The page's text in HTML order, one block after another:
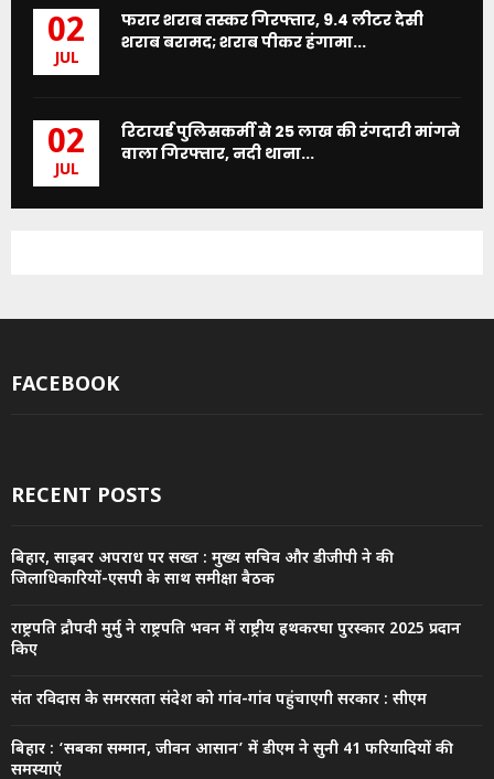
02
JUL
फरार शराब तस्कर गिरफ्तार, 9.4 लीटर देसी
शराब बरामद; शराब पीकर हंगामा...
02
JUL
रिटायर्ड पुलिसकर्मी से 25 लाख की रंगदारी मांगने
वाला गिरफ्तार, नदी थाना...
FACEBOOK
RECENT POSTS
बिहार, साइबर अपराध पर सख्त : मुख्य सचिव और डीजीपी ने की
जिलाधिकारियों-एसपी के साथ समीक्षा बैठक
राष्ट्रपति द्रौपदी मुर्मु ने राष्ट्रपति भवन में राष्ट्रीय हथकरघा पुरस्कार 2025 प्रदान
किए
संत रविदास के समरसता संदेश को गांव-गांव पहुंचाएगी सरकार : सीएम
बिहार : ‘सबका सम्मान, जीवन आसान’ में डीएम ने सुनी 41 फरियादियों की
समस्याएं